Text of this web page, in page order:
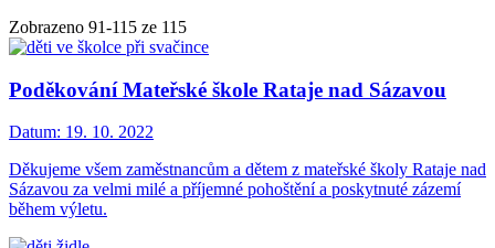
Zobrazeno 91-115 ze 115
Poděkování Mateřské škole Rataje nad Sázavou
Datum: 19. 10. 2022
Děkujeme všem zaměstnancům a dětem z mateřské školy Rataje nad
Sázavou za velmi milé a příjemné pohoštění a poskytnuté zázemí
během výletu.